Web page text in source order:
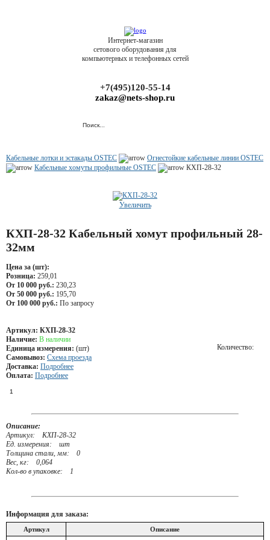
Интернет-магазин
сетового оборудования для
компьютерных и телефонных сетей
+7(495)120-55-14
zakaz@nets-shop.ru
Кабельные лотки и эстакады OSTEC
Огнестойкие кабельные линии OSTEC
Кабельные хомуты профильные OSTEC
КХП-28-32
Увеличить
КХП-28-32 Кабельный хомут профильный 28-
32мм
Цена за (шт):
Розница: 259,01
От 10 000 руб.: 230,23
От 50 000 руб.: 195,70
От 100 000 руб.: По запросу
Артикул: КХП-28-32
Наличие: В наличии
Единица измерения: (шт)
Самовывоз: Схема проезда
Доставка: Подробнее
Оплата: Подробнее
Количество:
Описание:
Артикул: КХП-28-32
Ед. измерения: шт
Толщина стали, мм: 0
Вес, кг: 0,064
Кол-во в упаковке: 1
Информация для заказа:
Артикул Описание